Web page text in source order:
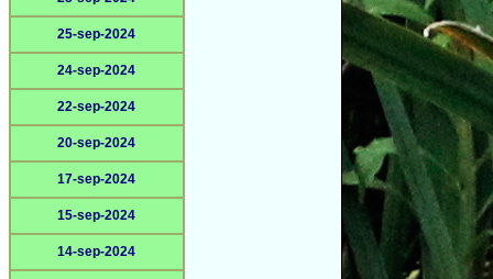
25-sep-2024
24-sep-2024
22-sep-2024
20-sep-2024
17-sep-2024
15-sep-2024
14-sep-2024